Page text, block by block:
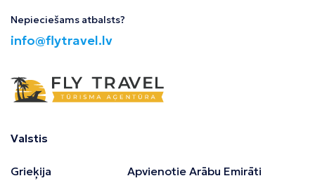
Nepieciešams atbalsts?
info@flytravel.lv
Valstis
Grieķija
Apvienotie Arābu Emirāti